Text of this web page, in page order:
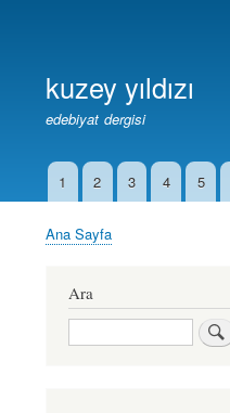
kuzey yıldızı
edebiyat dergisi
İkincil1 2 3 4 5
Sayfa
Ana Sayfa
Ara
Ara